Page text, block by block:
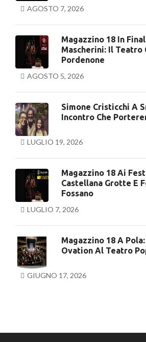
AGOSTO 7, 2026
Magazzino 18 In
Mascherini: Il Teatro
Pordenone
AGOSTO 5, 2026
Simone Cristicchi A
Incontro Che
LUGLIO 19, 2026
Magazzino 18 Ai
Castellana Grotte E
Fossano
LUGLIO 7, 2026
Magazzino 18 A
Ovation Al Teatro
GIUGNO 17, 2026